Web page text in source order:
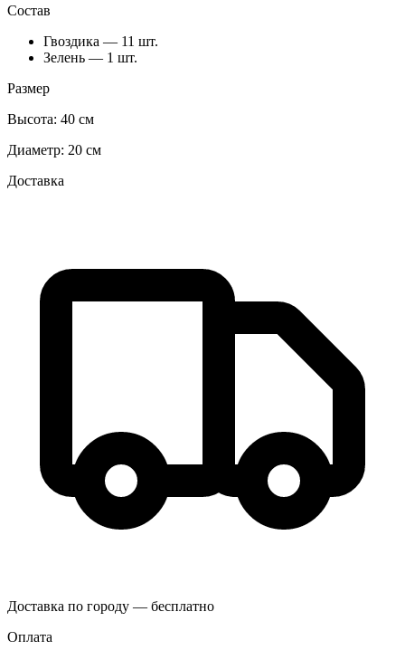
Состав
Гвоздика — 11 шт.
Зелень — 1 шт.
Размер
Высота: 40 см
Диаметр: 20 см
Доставка
Доставка по городу — бесплатно
Оплата